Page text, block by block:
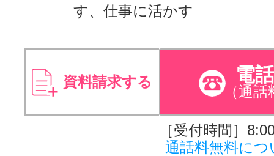
す、仕事に活かす
資料請求する 電
（通話
［受付時間］
通話料無料につ